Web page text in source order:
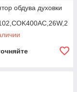
обдува духовки
45мм (с
лоп.и гайкой)